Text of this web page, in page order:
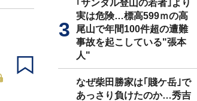
｢サンダル登山の若者｣より
実は危険…標高599ｍの高
尾山で年間100件超の遭難
事故を起こしている"張本
人"
なぜ柴田勝家は｢賤ケ岳｣で
あっさり負けたのか…秀吉